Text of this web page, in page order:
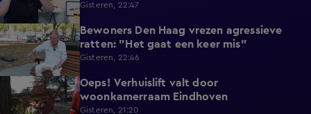
Gisteren, 22:47
1:54
Bewoners Den Haag vrezen agressieve
ratten: "Het gaat een keer mis"
Gisteren, 22:46
0:58
Oeps! Verhuislift valt door
woonkamerraam Eindhoven
Gisteren, 21:20